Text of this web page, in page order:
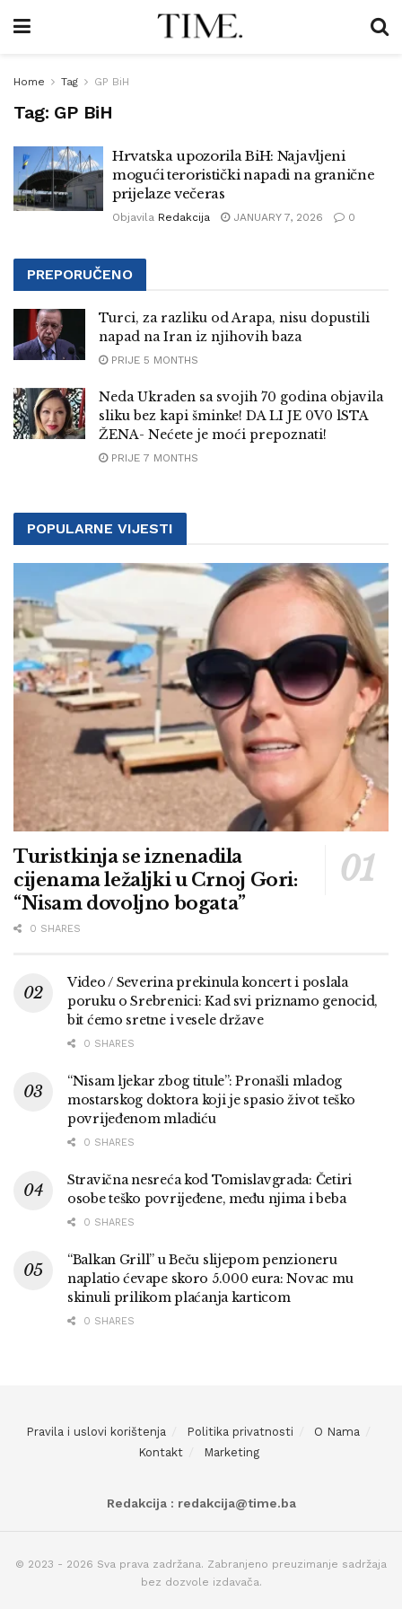
Home Tag GP BiH
Tag: GP BiH
Hrvatska upozorila BiH: Najavljeni
mogući teroristički napadi na granične
prijelaze večeras
Objavila Redakcija JANUARY 7, 2026 0
PREPORUČENO
Turci, za razliku od Arapa, nisu dopustili
napad na Iran iz njihovih baza
PRIJE 5 MONTHS
Neda Ukraden sa svojih 70 godina objavila
sliku bez kapi šminke! DA LI JE 0V0 lSTA
ŽENA- Nećete je moći prepoznati!
PRIJE 7 MONTHS
POPULARNE VIJESTI
Turistkinja se iznenadila
cijenama ležaljki u Crnoj Gori:
“Nisam dovoljno bogata”
0 SHARES
Video / Severina prekinula koncert i poslala
poruku o Srebrenici: Kad svi priznamo genocid,
bit ćemo sretne i vesele države
0 SHARES
“Nisam ljekar zbog titule”: Pronašli mladog
mostarskog doktora koji je spasio život teško
povrijeđenom mladiću
0 SHARES
Stravična nesreća kod Tomislavgrada: Četiri
osobe teško povrijeđene, među njima i beba
0 SHARES
“Balkan Grill” u Beču slijepom penzioneru
naplatio ćevape skoro 5.000 eura: Novac mu
skinuli prilikom plaćanja karticom
0 SHARES
Pravila i uslovi korištenja Politika privatnosti
O Nama
Kontakt
Marketing
Redakcija : redakcija@time.ba
© 2023 - 2026 Sva prava zadržana. Zabranjeno preuzimanje sadržaja
bez dozvole izdavača.